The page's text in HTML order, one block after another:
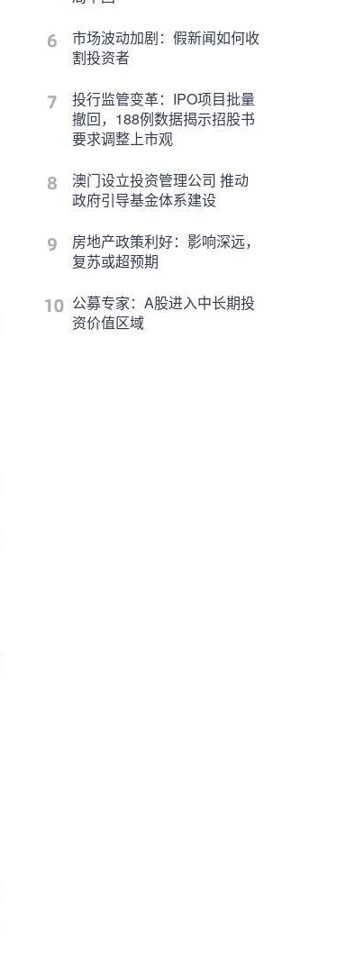
市场波动加剧：假新闻如何收
割投资者
投行监管变革：IPO项目批量
撤回，188例数据揭示招股书
要求调整上市观
澳门设立投资管理公司 推动
政府引导基金体系建设
房地产政策利好：影响深远，
复苏或超预期
公募专家：A股进入中长期投
资价值区域